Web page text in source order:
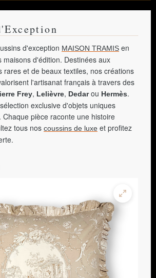
d'exception MAISON TRAMIS en
maisons d'édition. Destinées aux
rares et de beaux textiles, nos créations
l'artisanat français à travers des
Frey, Lelièvre, Dedarou Hermès.
exclusive d'objets uniques
Chaque pièce raconte une histoire
tous nos coussins de luxe et profitez